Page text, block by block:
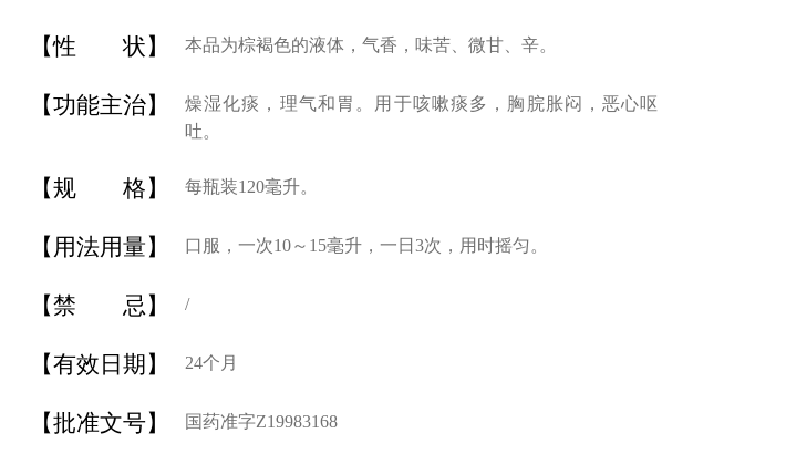
【性 状】 本品为棕褐色的液体，气香，味苦、微甘、辛。
【功能主治】
燥湿化痰，理气和胃。用于咳嗽痰多，胸脘胀闷，恶心呕
吐。
【规 格】 每瓶装120毫升。
【用法用量】 口服，一次10～15毫升，一日3次，用时摇匀。
【禁 忌】 /
【有效日期】 24个月
【批准文号】 国药准字Z19983168